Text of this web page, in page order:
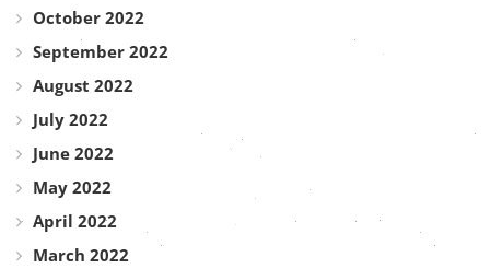
October 2022
September 2022
August 2022
July 2022
June 2022
May 2022
April 2022
March 2022